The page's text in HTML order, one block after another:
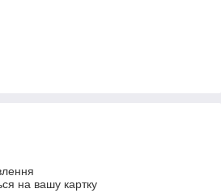
на вашу картку